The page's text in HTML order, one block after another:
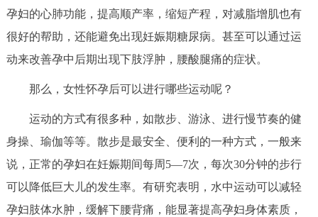
决策公开 专题公开
政务服务
便民服务 利企服务 投资项目
中介服务 阳光政务
孕妇的心肺功能，提高顺产率，缩短产程，对减脂增肌也有
很好的帮助，还能避免出现妊娠期糖尿病。甚至可以通过运
动来改善孕中后期出现下肢浮肿，腰酸腿痛的症状。
那么，女性怀孕后可以进行哪些运动呢？
运动的方式有很多种，如散步、游泳、进行慢节奏的健
身操、瑜伽等等。散步是最安全、便利的一种方式，一般来
说，正常的孕妇在妊娠期间每周5—7次，每次30分钟的步行
可以降低巨大儿的发生率。有研究表明，水中运动可以减轻
孕妇肢体水肿，缓解下腰背痛，能显著提高孕妇身体素质，